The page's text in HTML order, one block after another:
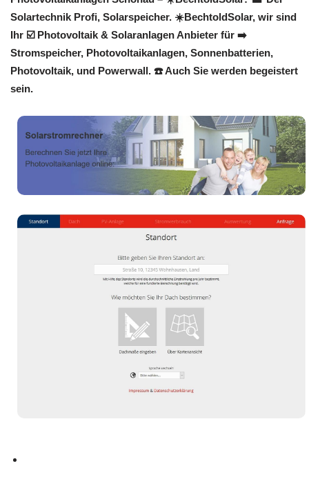
Solartechnik Profi, Solarspeicher. ☀️BechtoldSolar, wir sind
Ihr ☑️ Photovoltaik & Solaranlagen Anbieter für ➡️
Stromspeicher, Photovoltaikanlagen, Sonnenbatterien,
Photovoltaik, und Powerwall. ☎️ Auch Sie werden begeistert
sein.